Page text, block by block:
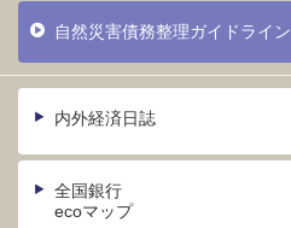
自然災害債務整理ガイドライン
内外経済日誌
全国銀行
ecoマップ